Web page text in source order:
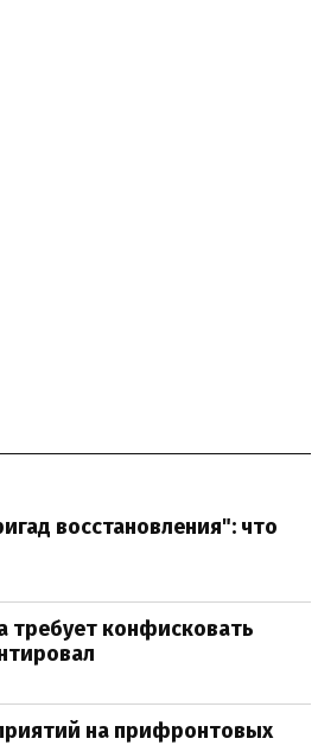
восстановления": что
требует конфисковать
на прифронтовых